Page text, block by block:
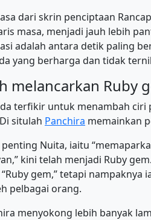
dari skrin penciptaan
masa, menjadi jauh lebih
adalah antara detik paling
yang berharga dan tidak
melancarkan Ruby
terfikir untuk menambah
situlah Panchira memainkan
Nuita, iaitu
kini telah menjadi Ruby
gem,” tetapi
pelbagai orang.
menyokong lebih banyak